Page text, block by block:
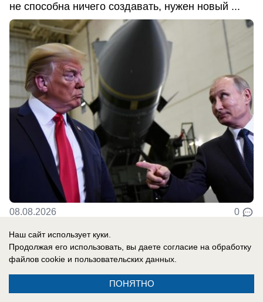
не способна ничего создавать, нужен новый ...
08.08.2026 0
В России
«К чему такие наложившие полные
штаны, вонючие посредники?»: Дмитрий
Наш сайт использует куки.
Продолжая его использовать, вы даете согласие на обработку
файлов cookie и пользовательских данных.
ПОНЯТНО